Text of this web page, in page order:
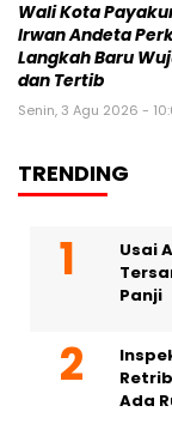
Wali Kota
Irwan Andeta
Langkah Baru
dan Tertib
Senin, 3 Agu 2026 -
TRENDING
Usai
Panji
Ada